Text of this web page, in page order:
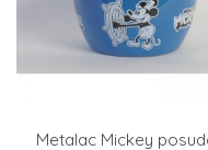
Metalac Mickey